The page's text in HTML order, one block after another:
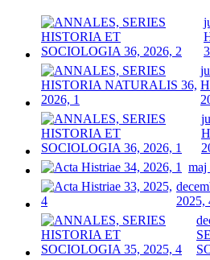
maj
2025,